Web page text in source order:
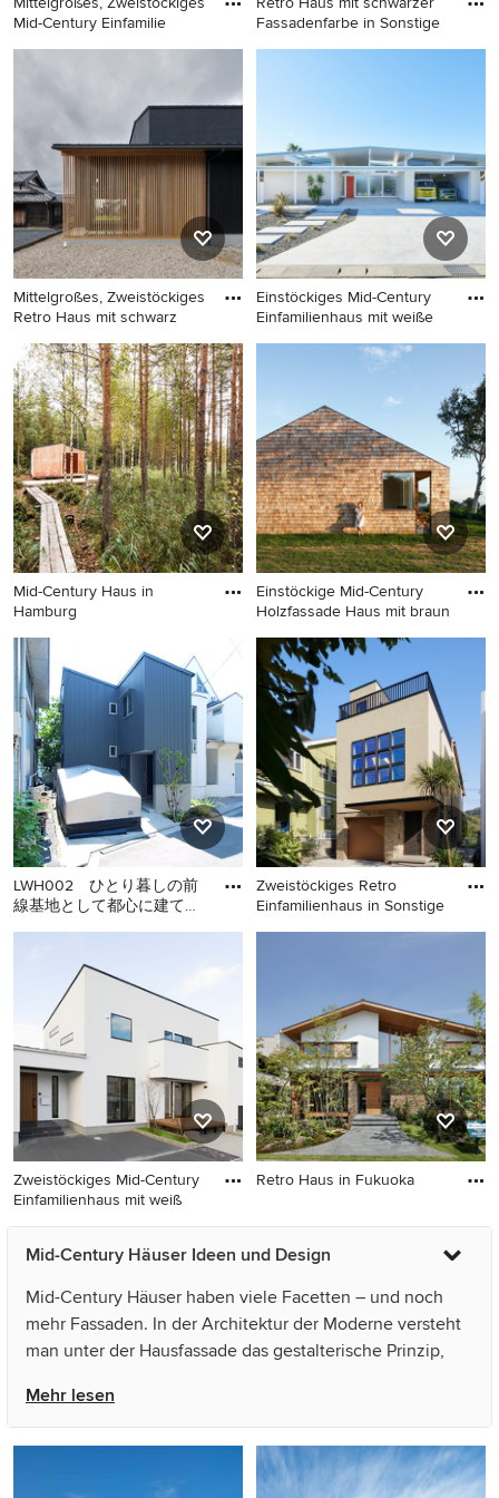
Mid-Century Einfamilie
Mittelgroßes, Zweistöckiges
mit Glasfassade, brauner
Fassadenfarbe und
Flachdach in Düsseldorf
Fassadenfarbe in Sonstige
Retro Haus mit schwarzer
Mittelgroßes, Zweistöckiges
Retro Haus mit schwarz
Mittelgroßes, Zweistöckiges
Retro Haus mit schwarzer
Fassadenfarbe, Satteldach
und Blechdach in Sonstige
Einstöckiges Mid-Century
Einfamilienhaus mit weiße
Einstöckiges Mid-Century
Fassadenfarbe und
Satteldach in Sonstige
Mid-Century Haus in
Hamburg
Mid-Century Haus in
Hamburg
Einstöckige Mid-Century
Holzfassade Haus mit braun
Einstöckige Mid-Century
Holzfassade Haus mit
brauner Fassadenfarbe und
Satteldach in Sonstige
LWH002 ひとり暮しの前
線基地として都心に建てた
Zweistöckiges Mid-Century
Einfamilienhaus mit grauer
Fassadenfarbe, Pultdach und
Blechdach in Tokio
Zweistöckiges Retro
Einfamilienhaus in Sonstige
Zweistöckiges Retro
Zweistöckiges Mid-Century
Einfamilienhaus mit weiß
Zweistöckiges Mid-Century
Einfamilienhaus mit weißer
Retro Haus in Fukuoka
Mid-Century Häuser Ideen und Design
Mid-Century Häuser haben viele Facetten – und noch
mehr Fassaden. In der Architektur der Moderne versteht
man unter der Hausfassade das gestalterische Prinzip,
Wenn Sie vorhaben, ein Mid-Century Haus zu bauen,
sollten Sie der Gestaltung der Fassade besondere
Aufmerksamkeit widmen. Fassaden kehren das Innere
eines Hauses nach außen – oder auch nicht! Im besten
Mehr lesen